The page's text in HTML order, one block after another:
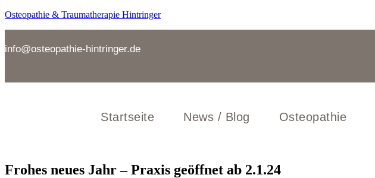
Zum
Osteopathie & Traumatherapie Hintringer
info@osteopathie-hintringer.de
Startseite News / Blog Osteopathie
Frohes neues Jahr – Praxis geöffnet ab 2.1.24